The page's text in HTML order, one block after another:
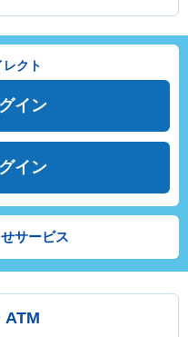
クト
イン
イン
サービス
ATM